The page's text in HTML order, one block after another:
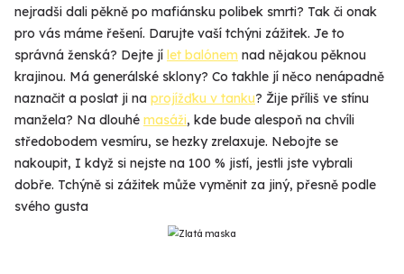
nejradši dali pěkně po mafiánsku polibek smrti? Tak či onak
pro vás máme řešení. Darujte vaší tchýni zážitek. Je to
správná ženská? Dejte jí let balónem nad nějakou pěknou
krajinou. Má generálské sklony? Co takhle jí něco nenápadně
naznačit a poslat ji na projížďku v tanku? Žije příliš ve stínu
manžela? Na dlouhé masáži, kde bude alespoň na chvíli
středobodem vesmíru, se hezky zrelaxuje. Nebojte se
nakoupit, I když si nejste na 100 % jistí, jestli jste vybrali
dobře. Tchýně si zážitek může vyměnit za jiný, přesně podle
svého gusta